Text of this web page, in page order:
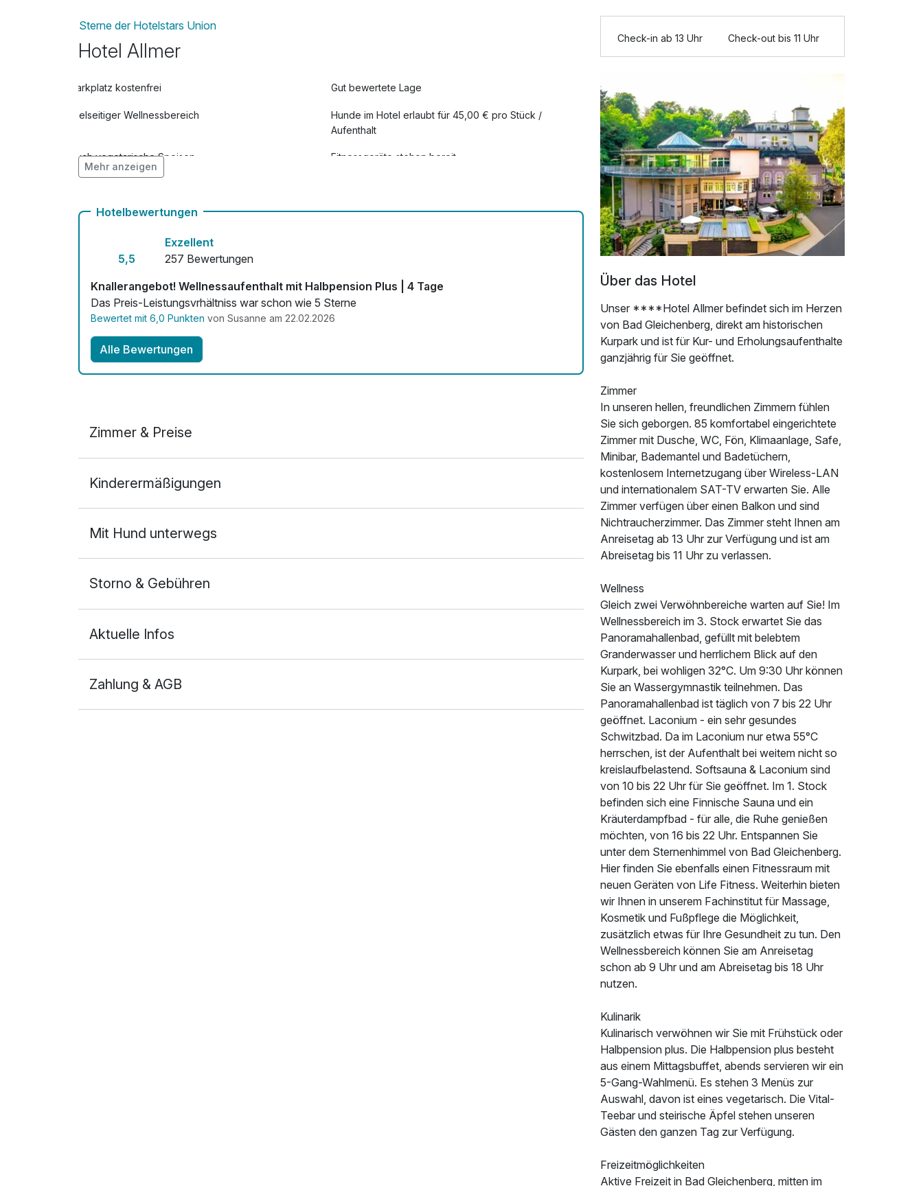
pro Stück (3 Minuten)
pro Zimmer
Teilmassage
Teilmassage + Moor oder Lehm
Sterne der Hotelstars Union
Hotel Allmer
Parkplatz kostenfrei Gut bewertete Lage
Vielseitiger Wellnessbereich
Hunde im Hotel erlaubt für 45,00 € pro Stück /
Aufenthalt
Auch vegetarische Speisen Fitnessgeräte stehen bereit
Mehr anzeigen
Hotelbewertungen
5,5
Exzellent
257 Bewertungen
Knallerangebot! Wellnessaufenthalt mit Halbpension Plus | 4 Tage
Das Preis-Leistungsvrhältniss war schon wie 5 Sterne
Bewertet mit 6,0 Punkten von Susanne am 22.02.2026
Alle Bewertungen
Zimmer & Preise
2 Erwachsene
Kinderermäßigungen
Mit Hund unterwegs
Storno & Gebühren
Aktuelle Infos
Zahlung & AGB
Check-in ab 13 Uhr Check-out bis 11 Uhr
Über das Hotel
Unser ****Hotel Allmer befindet sich im Herzen
von Bad Gleichenberg, direkt am historischen
Kurpark und ist für Kur- und Erholungsaufenthalte
ganzjährig für Sie geöffnet.
Zimmer
In unseren hellen, freundlichen Zimmern fühlen
Sie sich geborgen. 85 komfortabel eingerichtete
Zimmer mit Dusche, WC, Fön, Klimaanlage, Safe,
Minibar, Bademantel und Badetüchern,
kostenlosem Internetzugang über Wireless-LAN
und internationalem SAT-TV erwarten Sie. Alle
Zimmer verfügen über einen Balkon und sind
Nichtraucherzimmer. Das Zimmer steht Ihnen am
Anreisetag ab 13 Uhr zur Verfügung und ist am
Abreisetag bis 11 Uhr zu verlassen.
Wellness
Gleich zwei Verwöhnbereiche warten auf Sie! Im
Wellnessbereich im 3. Stock erwartet Sie das
Panoramahallenbad, gefüllt mit belebtem
Granderwasser und herrlichem Blick auf den
Kurpark, bei wohligen 32°C. Um 9:30 Uhr können
Sie an Wassergymnastik teilnehmen. Das
Panoramahallenbad ist täglich von 7 bis 22 Uhr
geöffnet. Laconium - ein sehr gesundes
Schwitzbad. Da im Laconium nur etwa 55°C
herrschen, ist der Aufenthalt bei weitem nicht so
kreislaufbelastend. Softsauna & Laconium sind
von 10 bis 22 Uhr für Sie geöffnet. Im 1. Stock
befinden sich eine Finnische Sauna und ein
Kräuterdampfbad - für alle, die Ruhe genießen
möchten, von 16 bis 22 Uhr. Entspannen Sie
unter dem Sternenhimmel von Bad Gleichenberg.
Hier finden Sie ebenfalls einen Fitnessraum mit
neuen Geräten von Life Fitness. Weiterhin bieten
wir Ihnen in unserem Fachinstitut für Massage,
Kosmetik und Fußpflege die Möglichkeit,
zusätzlich etwas für Ihre Gesundheit zu tun. Den
Wellnessbereich können Sie am Anreisetag
schon ab 9 Uhr und am Abreisetag bis 18 Uhr
nutzen.
Kulinarik
Kulinarisch verwöhnen wir Sie mit Frühstück oder
Halbpension plus. Die Halbpension plus besteht
aus einem Mittagsbuffet, abends servieren wir ein
5-Gang-Wahlmenü. Es stehen 3 Menüs zur
Auswahl, davon ist eines vegetarisch. Die Vital-
Teebar und steirische Äpfel stehen unseren
Gästen den ganzen Tag zur Verfügung.
Freizeitmöglichkeiten
Aktive Freizeit in Bad Gleichenberg, mitten im